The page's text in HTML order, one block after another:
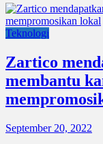
Teknologi
Zartico
membantu
September 20, 2022